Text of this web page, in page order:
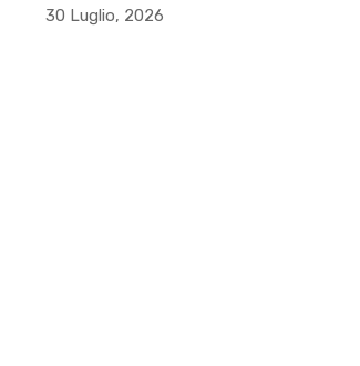
30 Luglio, 2026